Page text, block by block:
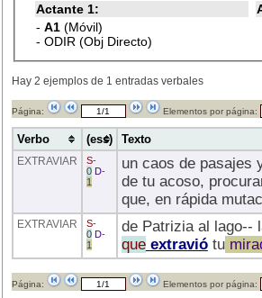
Actante 1:
- A1 (Móvil)
- ODIR (Obj Directo)
Hay 2 ejemplos de 1 entradas verbales
Página: Elementos por página:
Verbo (ess) Texto
EXTRAVIAR S-
0 D-
1
un caos de pasajes
de tu acoso,
que, en rápida
EXTRAVIAR S-
0 D-
1
de Patrizia al lago--
queextraviótu
Página: Elementos por página: